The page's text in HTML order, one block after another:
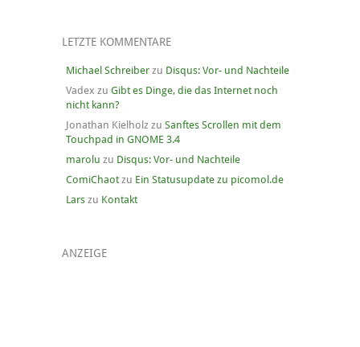
LETZTE KOMMENTARE
Michael Schreiberzu Disqus: Vor- und Nachteile
Vadex zu Gibt es Dinge, die das Internet noch
nicht kann?
Jonathan Kielholz zu Sanftes Scrollen mit dem
Touchpad in GNOME 3.4
marolu zu Disqus: Vor- und Nachteile
ComiChaotzu Ein Statusupdate zu picomol.de
Larszu Kontakt
ANZEIGE